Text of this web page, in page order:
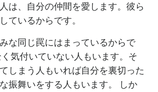
は、自分の仲間を愛します。彼ら
ているからです。
な同じ罠にはまっているからで
気付いていない人もいます。そ
しまう人もいれば自分を裏切った
振舞いをする人もいます。 しか